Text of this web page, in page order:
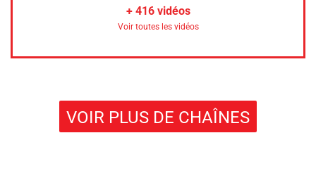
+ 416vidéos
Voir toutes les vidéos
VOIR PLUS DE CHAÎNES